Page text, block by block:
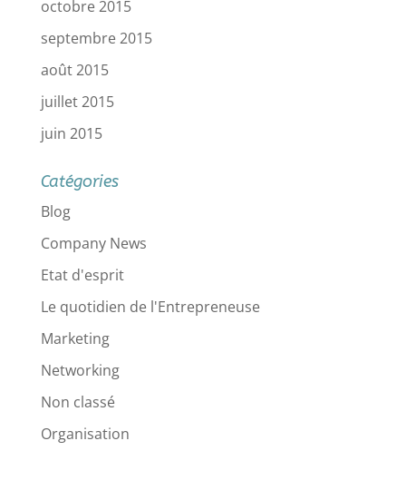
octobre 2015
septembre 2015
août 2015
juillet 2015
juin 2015
Catégories
Blog
Company News
Etat d'esprit
Le quotidien de l'Entrepreneuse
Marketing
Networking
Non classé
Organisation